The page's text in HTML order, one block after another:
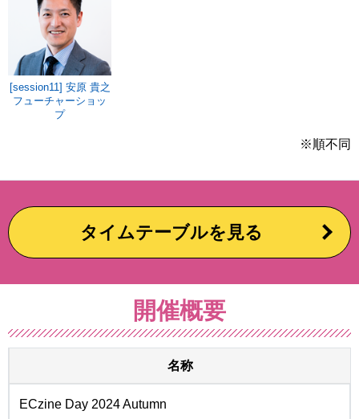
[session11] 安原 貴之
フューチャーショッ
プ
※順不同
タイムテーブルを見る
開催概要
名称
ECzine Day 2024 Autumn